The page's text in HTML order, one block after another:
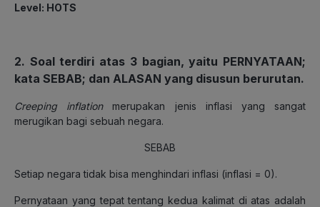
Level: HOTS
2. Soal terdiri atas 3 bagian, yaitu PERNYATAAN;
kata SEBAB; dan ALASAN yang disusun berurutan.
Creeping inflationmerupakan jenis inflasi yang sangat
merugikan bagi sebuah negara.
SEBAB
Setiap negara tidak bisa menghindari inflasi (inflasi = 0).
Pernyataan yang tepat tentang kedua kalimat di atas adalah